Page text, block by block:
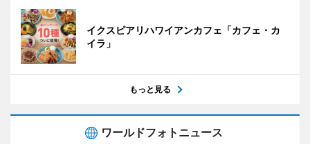
イクスピアリハワイアンカフェ「カフェ・カ
イラ」
もっと見る
ワールドフォトニュース